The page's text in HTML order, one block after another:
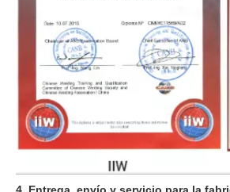
4. Entrega, envío y servicio para la